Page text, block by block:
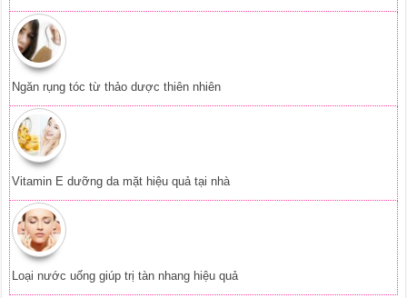
Ngăn rụng tóc từ thảo dược thiên nhiên
Vitamin E dưỡng da mặt hiệu quả tại nhà
Loại nước uống giúp trị tàn nhang hiệu quả